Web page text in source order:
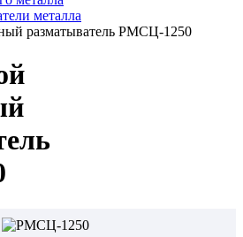
металла
разматыватель РМСЦ-1250